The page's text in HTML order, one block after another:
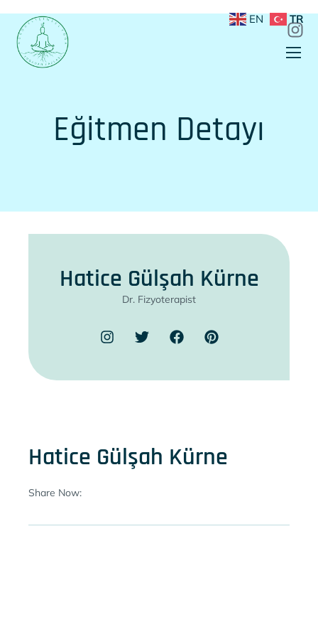
Eğitmen Detayı
Hatice Gülşah Kürne
Share Now:
Hatice Gülşah Kürne
Dr. Fizyoterapist
EN TR